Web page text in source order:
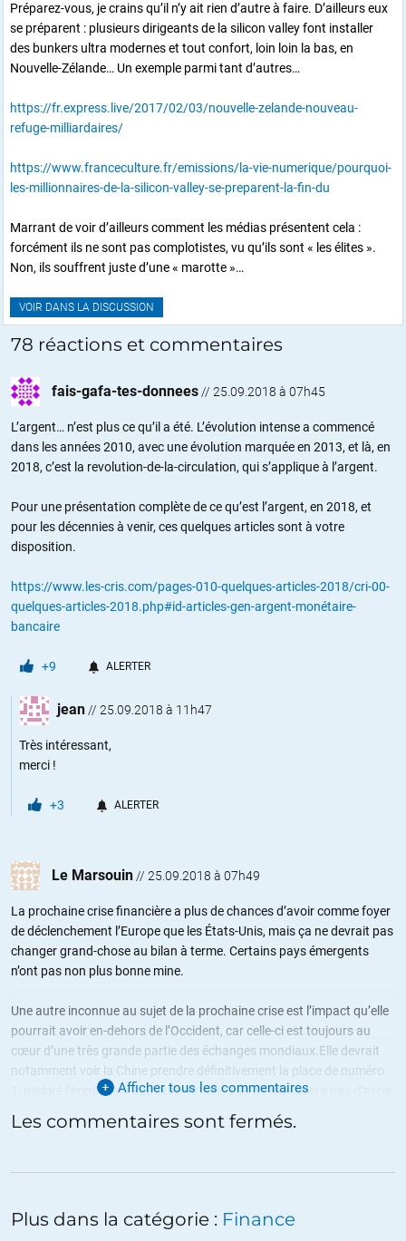
Préparez-vous, je crains qu’il n’y ait rien d’autre à faire. D’ailleurs eux
se préparent : plusieurs dirigeants de la silicon valley font installer
des bunkers ultra modernes et tout confort, loin loin la bas, en
Nouvelle-Zélande… Un exemple parmi tant d’autres…
https://fr.express.live/2017/02/03/nouvelle-zelande-nouveau-
refuge-milliardaires/
https://www.franceculture.fr/emissions/la-vie-numerique/pourquoi-
les-millionnaires-de-la-silicon-valley-se-preparent-la-fin-du
Marrant de voir d’ailleurs comment les médias présentent cela :
forcément ils ne sont pas complotistes, vu qu’ils sont « les élites ».
Non, ils souffrent juste d’une « marotte »…
VOIR DANS LA DISCUSSION
78 réactions et commentaires
fais-gafa-tes-donnees // 25.09.2018 à 07h45
L’argent… n’est plus ce qu’il a été. L’évolution intense a commencé
dans les années 2010, avec une évolution marquée en 2013, et là, en
2018, c’est la revolution-de-la-circulation, qui s’applique à l’argent.
Pour une présentation complète de ce qu’est l’argent, en 2018, et
pour les décennies à venir, ces quelques articles sont à votre
disposition.
https://www.les-cris.com/pages-010-quelques-articles-2018/cri-00-
quelques-articles-2018.php#id-articles-gen-argent-monétaire-
bancaire
+9 ALERTER
jean // 25.09.2018 à 11h47
Très intéressant,
merci !
+3 ALERTER
Le Marsouin // 25.09.2018 à 07h49
La prochaine crise financière a plus de chances d’avoir comme foyer
de déclenchement l’Europe que les États-Unis, mais ça ne devrait pas
changer grand-chose au bilan à terme. Certains pays émergents
n’ont pas non plus bonne mine.
Une autre inconnue au sujet de la prochaine crise est l’impact qu’elle
pourrait avoir en-dehors de l’Occident, car celle-ci est toujours au
cœur d’une très grande partie des échanges mondiaux.Elle devrait
notamment voir la Chine prendre définitivement la place de numéro
1, malgré l’impact sur ses exportations que ne manquera pas d’avoir
dollars dans les échanges internationaux.
+7 ALERTER
Patrick // 25.09.2018 à 08h46
Afficher tous les commentaires
Les commentaires sont fermés.
Plus dans la catégorie : Finance